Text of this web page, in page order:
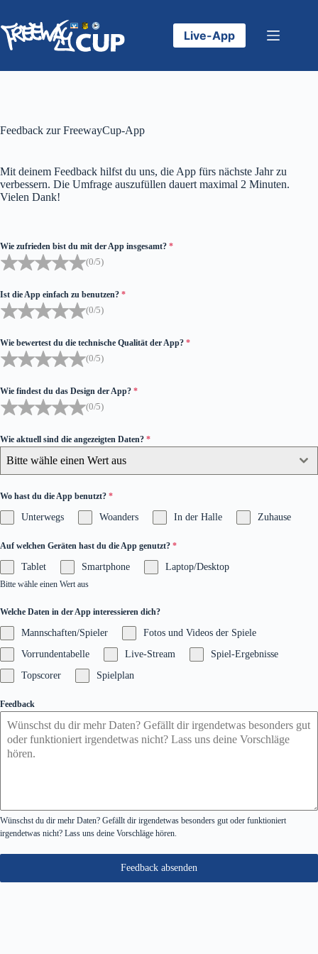
springen
Live-App
Feedback zur FreewayCup-App
Mit deinem Feedback hilfst du uns, die App fürs nächste Jahr zu
verbessern. Die Umfrage auszufüllen dauert maximal 2 Minuten.
Vielen Dank!
Wie zufrieden bist du mit der App insgesamt? *
(0/5)
Ist die App einfach zu benutzen? *
(0/5)
Wie bewertest du die technische Qualität der App? *
(0/5)
Wie findest du das Design der App? *
(0/5)
Wie aktuell sind die angezeigten Daten? *
Bitte wähle einen Wert aus
Wo hast du die App benutzt? *
Unterwegs Woanders In der Halle Zuhause
Auf welchen Geräten hast du die App genutzt? *
Tablet Smartphone Laptop/Desktop
Bitte wähle einen Wert aus
Welche Daten in der App interessieren dich?
Mannschaften/Spieler
Fotos und Videos der Spiele
Vorrundentabelle
Live-Stream
Spiel-Ergebnisse
Topscorer
Spielplan
Feedback
Wünschst du dir mehr Daten? Gefällt dir irgendetwas besonders gut oder funktioniert
irgendetwas nicht? Lass uns deine Vorschläge hören.
Feedback absenden